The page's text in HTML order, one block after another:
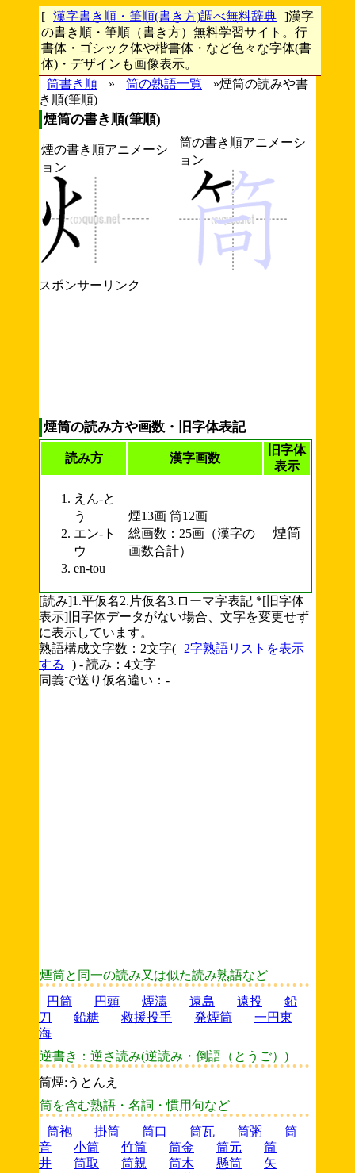
[ 漢字書き順・筆順(書き方)調べ無料辞典 ]漢字
の書き順・筆順（書き方）無料学習サイト。行
書体・ゴシック体や楷書体・など色々な字体(書
体)・デザインも画像表示。
筒書き順
» 筒の熟語一覧
»煙筒の読みや書
き順(筆順)
煙筒の書き順(筆順)
煙の書き順アニメーシ
ョン
筒の書き順アニメーシ
ョン
スポンサーリンク
煙筒の読み方や画数・旧字体表記
読み方 漢字画数
旧字体
表示
えん-と
う
エン-ト
ウ
en-tou
煙13画 筒12画
総画数：25画（漢字の
画数合計）
煙筒
[読み]1.平仮名2.片仮名3.ローマ字表記 *[旧字体
表示]旧字体データがない場合、文字を変更せず
に表示しています。
熟語構成文字数：2文字(
2字熟語リストを表示
する
) - 読み：4文字
同義で送り仮名違い：-
煙筒と同一の読み又は似た読み熟語など
円筒
円頭 煙濤 遠島 遠投
鉛
刀
鉛糖 救援投手 発煙筒
一円東
海
逆書き：逆さ読み(逆読み・倒語（とうご）)
筒煙:うとんえ
筒を含む熟語・名詞・慣用句など
筒袍
掛筒 筒口 筒瓦 筒粥
筒
音
小筒 竹筒 筒金 筒元
筒
井
筒取 筒親 筒木 懸筒
矢